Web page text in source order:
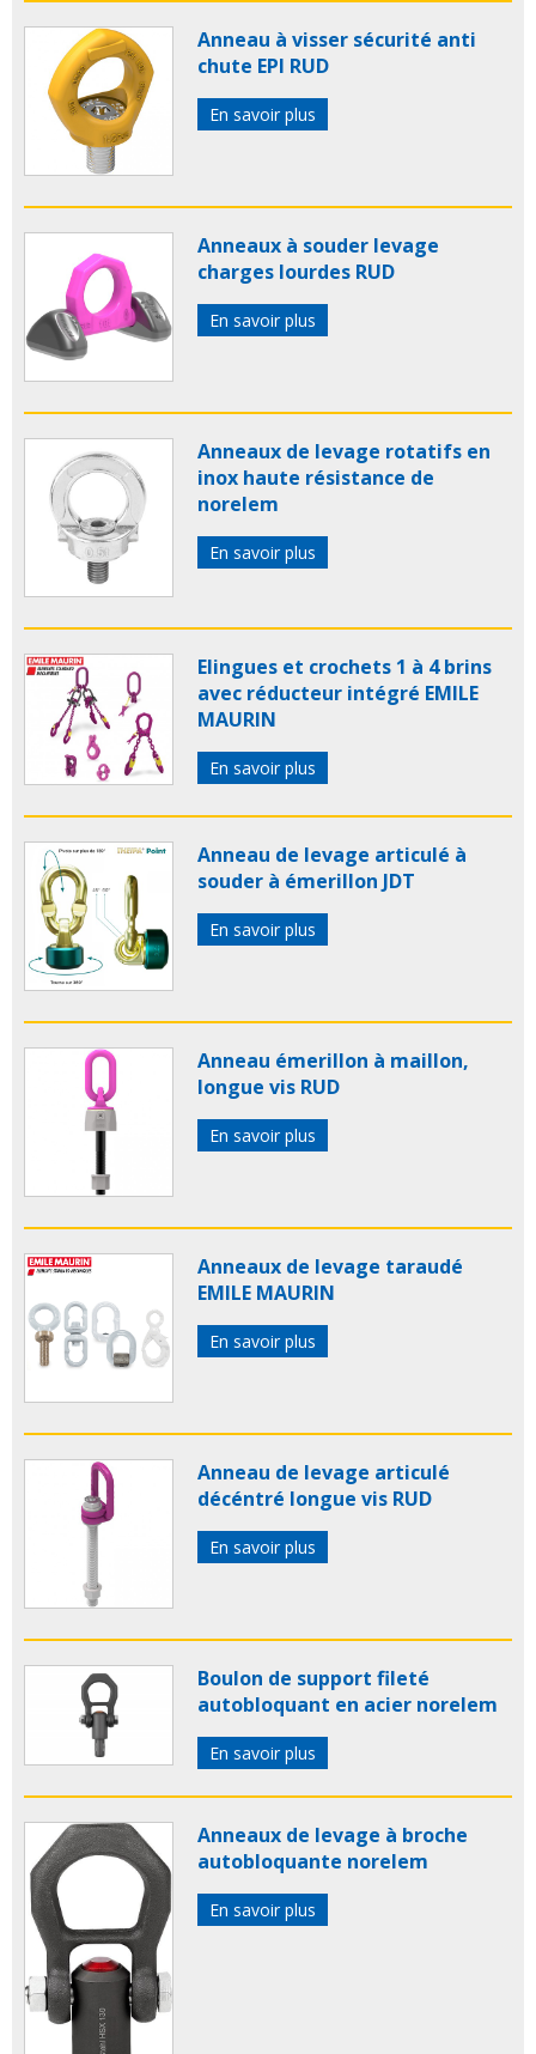
Anneau à visser sécurité anti
chute EPI RUD
En savoir plus
Anneaux à souder levage
charges lourdes RUD
En savoir plus
Anneaux de levage rotatifs en
inox haute résistance de
norelem
En savoir plus
Elingues et crochets 1 à 4 brins
avec réducteur intégré EMILE
MAURIN
En savoir plus
Anneau de levage articulé à
souder à émerillon JDT
En savoir plus
Anneau émerillon à maillon,
longue vis RUD
En savoir plus
Anneaux de levage taraudé
EMILE MAURIN
En savoir plus
Anneau de levage articulé
décéntré longue vis RUD
En savoir plus
Boulon de support fileté
autobloquant en acier norelem
En savoir plus
Anneaux de levage à broche
autobloquante norelem
En savoir plus